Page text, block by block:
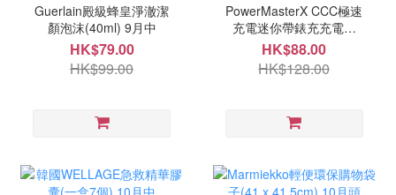
Guerlain殿級蜂皇淨澈潔
顏泡沫(40ml) 9月中
HK$79.00
HK$99.00
PowerMasterX CCC極速
充電迷你帶錶充充電寶
(10000mah) 10月中
HK$88.00
HK$128.00